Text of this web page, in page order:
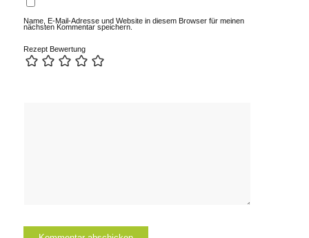
Name, E-Mail-Adresse und Website in diesem Browser für meinen
nächsten Kommentar speichern.
Rezept Bewertung